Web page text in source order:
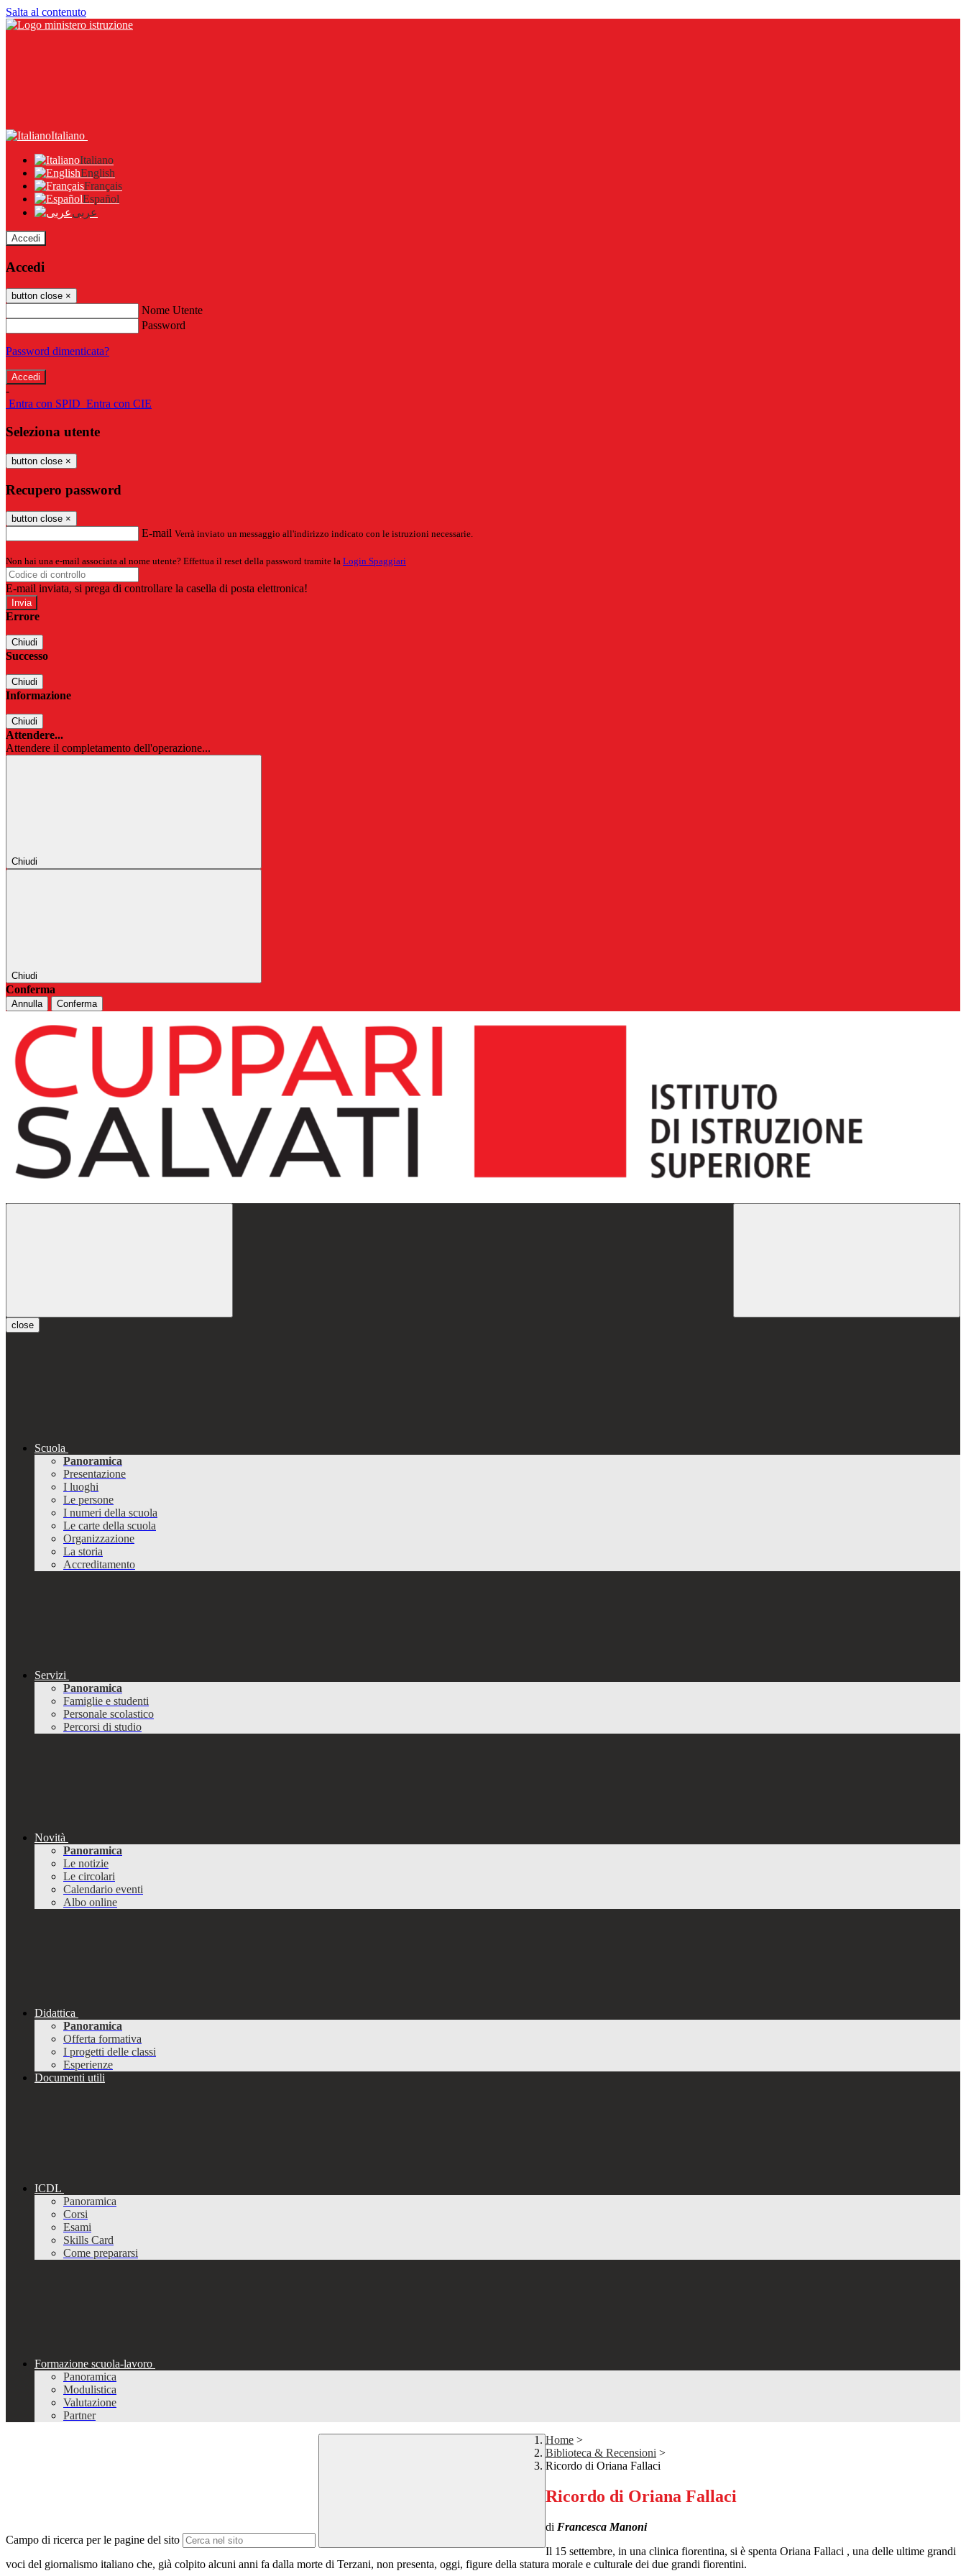
Salta al contenuto
Italiano
Italiano
English
Français
Español
عربى
Accedi
Accedi
button close ×
Nome Utente
Password
Password dimenticata?
-
Entra con SPID Entra con CIE
Seleziona utente
button close ×
Recupero password
button close ×
E-mail Verrà inviato un messaggio all'indirizzo indicato con le istruzioni necessarie.
Non hai una e-mail associata al nome utente? Effettua il reset della password tramite la Login Spaggiari
E-mail inviata, si prega di controllare la casella di posta elettronica!
Errore
Chiudi
Successo
Chiudi
Informazione
Chiudi
Attendere...
Attendere il completamento dell'operazione...
Chiudi
Chiudi
Conferma
Annulla Conferma
close
Scuola
Panoramica
Presentazione
I luoghi
Le persone
I numeri della scuola
Le carte della scuola
Organizzazione
La storia
Accreditamento
Servizi
Panoramica
Famiglie e studenti
Personale scolastico
Percorsi di studio
Novità
Panoramica
Le notizie
Le circolari
Calendario eventi
Albo online
Didattica
Panoramica
Offerta formativa
I progetti delle classi
Esperienze
Documenti utili
ICDL
Panoramica
Corsi
Esami
Skills Card
Come prepararsi
Formazione scuola-lavoro
Panoramica
Modulistica
Valutazione
Partner
Campo di ricerca per le pagine del sito
Home >
Biblioteca & Recensioni >
Ricordo di Oriana Fallaci
Ricordo di Oriana Fallaci
di Francesca Manoni
Il 15 settembre, in una clinica fiorentina, si è spenta Oriana Fallaci , una delle ultime grandi
voci del giornalismo italiano che, già colpito alcuni anni fa dalla morte di Terzani, non presenta, oggi, figure della statura morale e culturale dei due grandi fiorentini.